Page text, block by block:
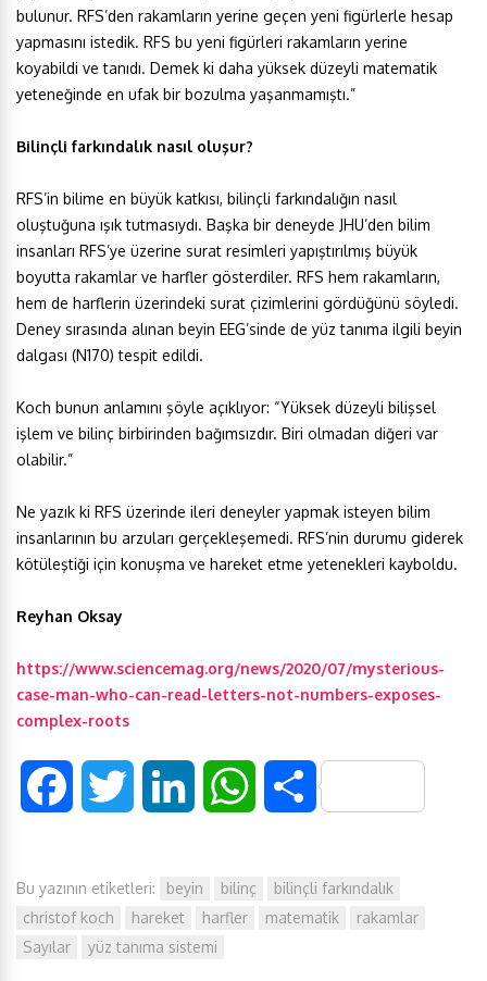
bulunur. RFS’den rakamların yerine geçen yeni figürlerle hesap
yapmasını istedik. RFS bu yeni figürleri rakamların yerine
koyabildi ve tanıdı. Demek ki daha yüksek düzeyli matematik
yeteneğinde en ufak bir bozulma yaşanmamıştı.”
Bilinçli farkındalık nasıl oluşur?
RFS’in bilime en büyük katkısı, bilinçli farkındalığın nasıl
oluştuğuna ışık tutmasıydı. Başka bir deneyde JHU’den bilim
insanları RFS’ye üzerine surat resimleri yapıştırılmış büyük
boyutta rakamlar ve harfler gösterdiler. RFS hem rakamların,
hem de harflerin üzerindeki surat çizimlerini gördüğünü söyledi.
Deney sırasında alınan beyin EEG’sinde de yüz tanıma ilgili beyin
dalgası (N170) tespit edildi.
Koch bunun anlamını şöyle açıklıyor: “Yüksek düzeyli bilişsel
işlem ve bilinç birbirinden bağımsızdır. Biri olmadan diğeri var
olabilir.”
Ne yazık ki RFS üzerinde ileri deneyler yapmak isteyen bilim
insanlarının bu arzuları gerçekleşemedi. RFS’nin durumu giderek
kötüleştiği için konuşma ve hareket etme yetenekleri kayboldu.
Reyhan Oksay
https://www.sciencemag.org/news/2020/07/mysterious-
case-man-who-can-read-letters-not-numbers-exposes-
complex-roots
c i
t
n
k
S
a
Bu yazının etiketleri: beyin bilinç
bilinçli farkındalık
christof koch
hareket harfler matematik
rakamlar
Sayılar
yüz tanıma sistemi